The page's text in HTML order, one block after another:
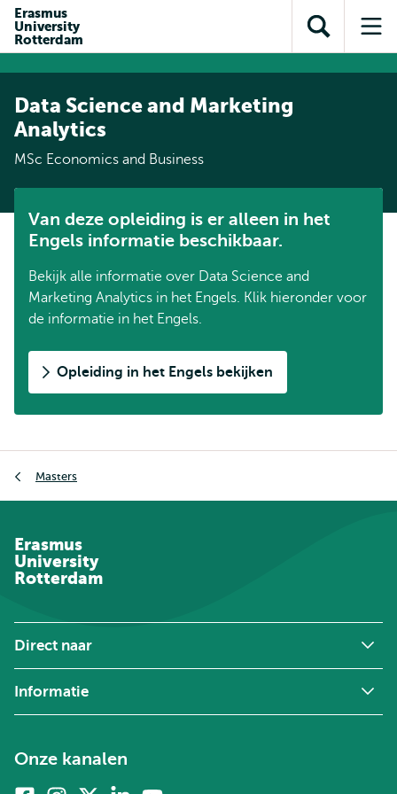
inhoud
gaan
Direct naar
subnavigatie
Erasmus
University
Rotterdam
Toon
zoekveld
Data Science and Marketing
Analytics
MSc Economics and Business
Van deze opleiding is er alleen in het
Engels informatie beschikbaar.
Bekijk alle informatie over Data Science and
Marketing Analytics in het Engels. Klik hieronder voor
de informatie in het Engels.
Opleiding in het Engels bekijken
Masters
Erasmus
University
Rotterdam
Direct naar
Informatie
Onze kanalen